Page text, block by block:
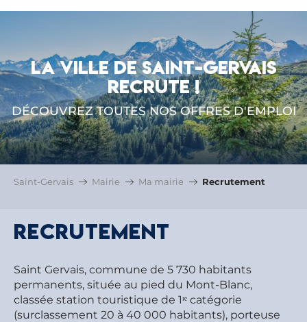
LA VILLE DE SAINT-GERVAIS
RECRUTE !
DÉCOUVREZ TOUTES NOS OFFRES D'EMPLOI
Saint-Gervais Mairie Ma mairie Recrutement
Recrutement
Saint Gervais, commune de 5 730 habitants
permanents, située au pied du Mont-Blanc,
classée station touristique de 1ʳᵉ catégorie
(surclassement 20 à 40 000 habitants), porteuse